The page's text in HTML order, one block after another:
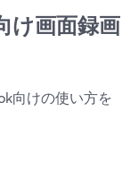
け画面録画
向けの使い方を